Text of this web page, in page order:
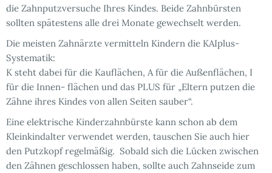
die Zahnputzversuche Ihres Kindes. Beide Zahnbürsten
sollten spätestens alle drei Monate gewechselt werden.
Die meisten Zahnärzte vermitteln Kindern die KAIplus-
Systematik:
K steht dabei für die Kauflächen, A für die Außenflächen, I
für die Innen- flächen und das PLUS für „Eltern putzen die
Zähne ihres Kindes von allen Seiten sauber“.
Eine elektrische Kinderzahnbürste kann schon ab dem
Kleinkindalter verwendet werden, tauschen Sie auch hier
den Putzkopf regelmäßig. Sobald sich die Lücken zwischen
den Zähnen geschlossen haben, sollte auch Zahnseide zum